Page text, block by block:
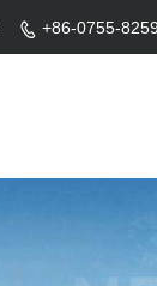
 +86-0755-